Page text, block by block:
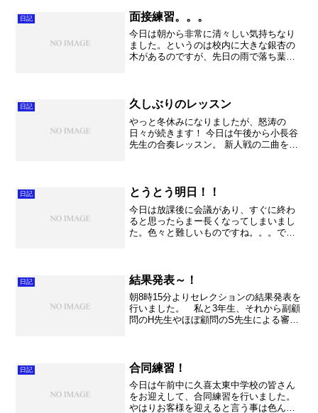
日記 面接練習。。。
今日は朝から非常に清々しい気持ちなり
ました。というのは校内に大きな銀杏の
木があるのですが、先日の雨で落ち葉が
ち葉を片付けていました。...
日記 久しぶりのレッスン
やっと冬休みになりましたが、怒涛の
日々が続きます！ 今日は午後から小長谷
先生の合奏レッスン。 新人戦の二曲を見
で、基本的な事から確...
日記 とうとう明日！！
今日は放課後に会議があり、すぐに終わ
ると思ったらまー長くなってしまいまし
た。色々と難しいものですね。。。でも
ッスンを見学させていただきま...
日記 結果発表～！
朝8時15分よりセレクションの結果発表を
行いました。 私と3年生、それから副顧
問のH先生やほぼ顧問のS先生による審査
名。残りは25...
日記 合同練習！
今日は午前中に久喜太東中学校の皆さん
をお迎えして、合同練習を行いました。
やはりお客様を迎えると言う事は色んな